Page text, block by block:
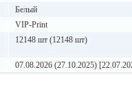
Белый
VIP-Print
12148 шт (12148 шт)
07.08.2026 (27.10.2025)